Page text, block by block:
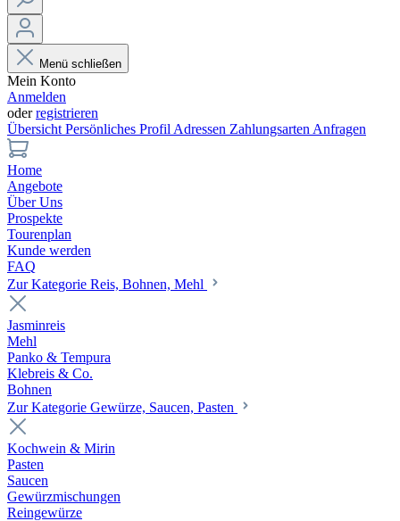
Menü schließen
Mein Konto
Anmelden
oderregistrieren
Übersicht Persönliches Profil Adressen Zahlungsarten Anfragen
Home
Angebote
Über Uns
Prospekte
Tourenplan
Kunde werden
FAQ
Zur Kategorie Reis, Bohnen, Mehl
Jasminreis
Mehl
Panko & Tempura
Klebreis & Co.
Bohnen
Zur Kategorie Gewürze, Saucen, Pasten
Kochwein & Mirin
Pasten
Saucen
Gewürzmischungen
Reingewürze